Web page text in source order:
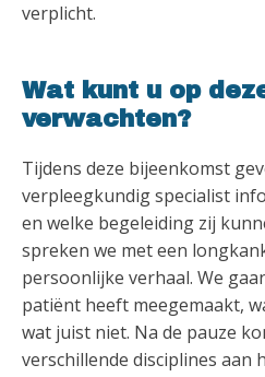
verplicht.
Wat kunt u op
verwachten?
Tijdens deze bijeenkomst
verpleegkundig specialist
en welke begeleiding zij
spreken we met een
persoonlijke verhaal. We
patiënt heeft meegemaakt,
wat juist niet. Na de pauze
verschillende disciplines aan